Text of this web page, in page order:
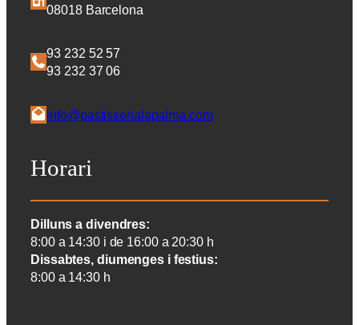
08018 Barcelona
93 232 52 57
93 232 37 06
info@pastisserialapalma.com
Horari
Dilluns a divendres:
8:00 a 14:30 i de 16:00 a 20:30 h
Dissabtes, diumenges i festius:
8:00 a 14:30 h